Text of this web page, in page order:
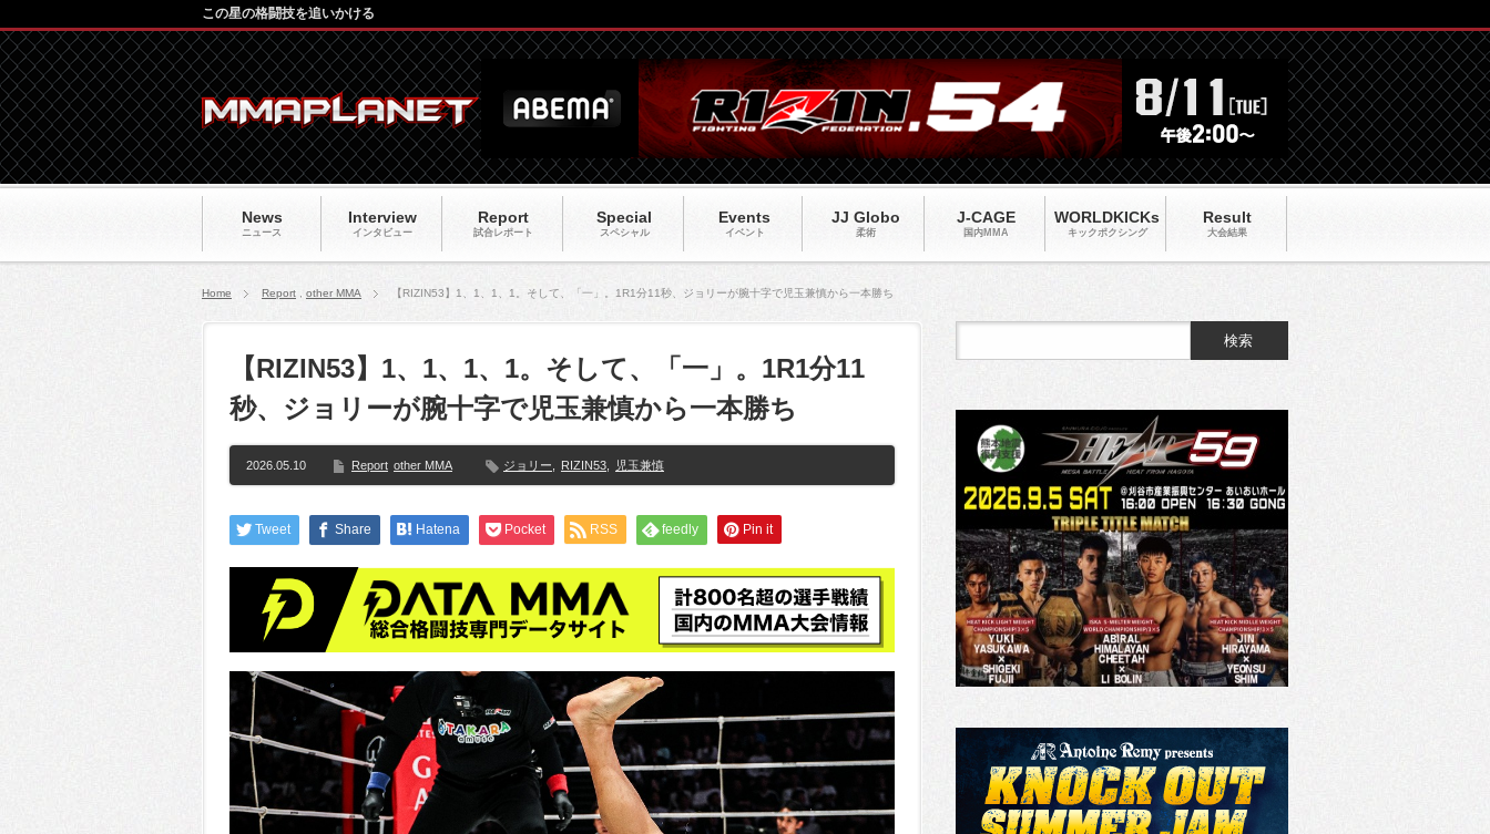
News
ニュース
Interview
インタビュー
Report
試合レポート
Special
スペシャル
Events
イベント
JJ Globo
柔術
J-CAGE
国内MMA
WORLDKICKs
キックポクシング
Result
大会結果
この星の格闘技を追いかける
Home Report other MMA 【RIZIN53】1、1、1、1。そして、「一」。1R1分11秒、ジョリーが腕十字で児玉兼慎から一本勝ち
【RIZIN53】1、1、1、1。そして、「一」。1R1分11
秒、ジョリーが腕十字で児玉兼慎から一本勝ち
2026.05.10 Report other MMA ジョリー RIZIN53 児玉兼慎
Tweet Share Hatena Pocket RSS feedly Pin it